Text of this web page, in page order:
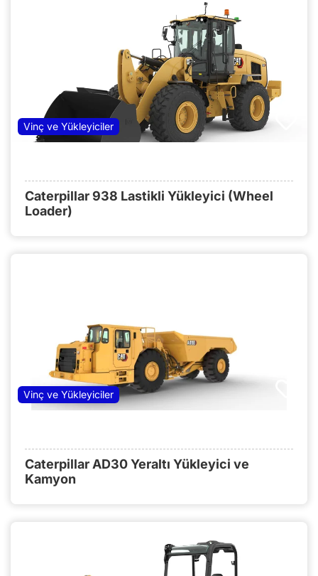
Vinç ve Yükleyiciler
Caterpillar 938 Lastikli Yükleyici (Wheel
Loader)
Vinç ve Yükleyiciler
Caterpillar AD30 Yeraltı Yükleyici ve
Kamyon